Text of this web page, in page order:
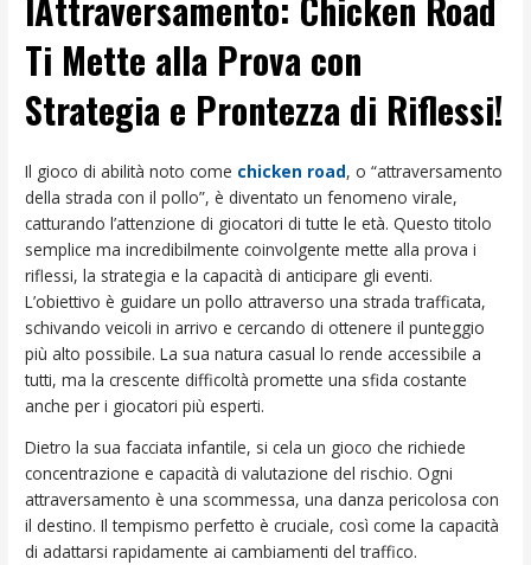
Ti Mette alla Prova con
Strategia e Prontezza di Riflessi!
Il gioco di abilità noto come chicken road, o “attraversamento
della strada con il pollo”, è diventato un fenomeno virale,
catturando l’attenzione di giocatori di tutte le età. Questo titolo
semplice ma incredibilmente coinvolgente mette alla prova i
riflessi, la strategia e la capacità di anticipare gli eventi.
L’obiettivo è guidare un pollo attraverso una strada trafficata,
schivando veicoli in arrivo e cercando di ottenere il punteggio
più alto possibile. La sua natura casual lo rende accessibile a
tutti, ma la crescente difficoltà promette una sfida costante
anche per i giocatori più esperti.
Dietro la sua facciata infantile, si cela un gioco che richiede
concentrazione e capacità di valutazione del rischio. Ogni
attraversamento è una scommessa, una danza pericolosa con
il destino. Il tempismo perfetto è cruciale, così come la capacità
di adattarsi rapidamente ai cambiamenti del traffico.